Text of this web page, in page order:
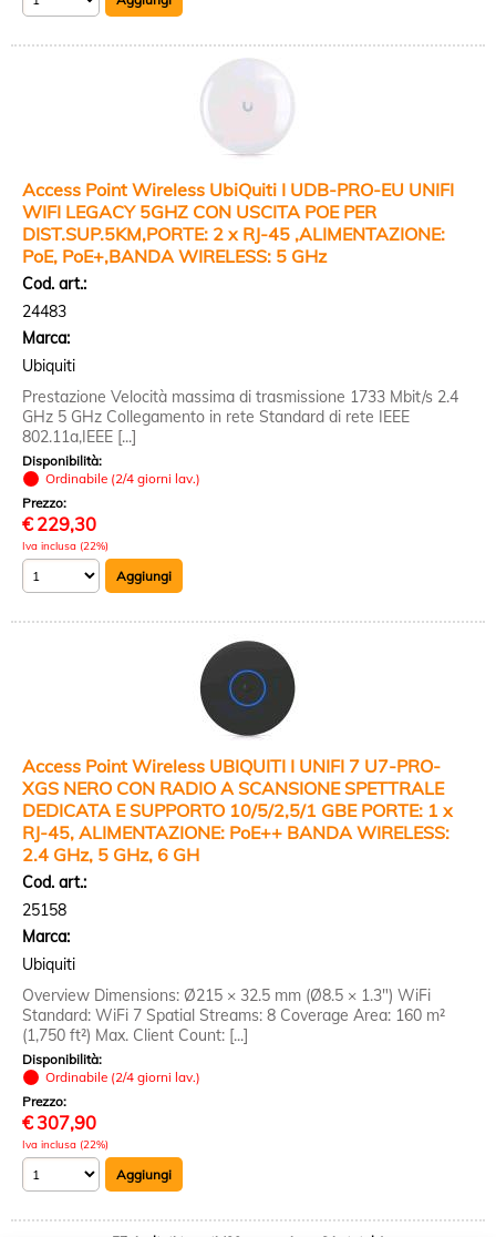
Access Point Wireless UbiQuiti I UDB-PRO-EU UNIFI
WIFI LEGACY 5GHZ CON USCITA POE PER
DIST.SUP.5KM,PORTE: 2 x RJ-45 ,ALIMENTAZIONE:
PoE, PoE+,BANDA WIRELESS: 5 GHz
Cod. art.:
24483
Marca:
Ubiquiti
Prestazione Velocità massima di trasmissione 1733 Mbit/s 2.4
GHz 5 GHz Collegamento in rete Standard di rete IEEE
802.11a,IEEE [...]
Disponibilità:
Ordinabile (2/4 giorni lav.)
Prezzo:
€ 229,30
Iva inclusa (22%)
Access Point Wireless UBIQUITI I UNIFI 7 U7-PRO-
XGS NERO CON RADIO A SCANSIONE SPETTRALE
DEDICATA E SUPPORTO 10/5/2,5/1 GBE PORTE: 1 x
RJ-45, ALIMENTAZIONE: PoE++ BANDA WIRELESS:
2.4 GHz, 5 GHz, 6 GH
Cod. art.:
25158
Marca:
Ubiquiti
Overview Dimensions: Ø215 × 32.5 mm (Ø8.5 × 1.3") WiFi
Standard: WiFi 7 Spatial Streams: 8 Coverage Area: 160 m²
(1,750 ft²) Max. Client Count: [...]
Disponibilità:
Ordinabile (2/4 giorni lav.)
Prezzo:
€ 307,90
Iva inclusa (22%)